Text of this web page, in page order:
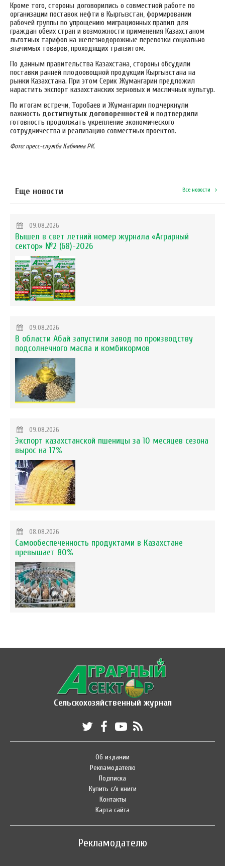
Кроме того, стороны договорились о совместной работе по
организации поставок нефти в Кыргызстан, формировании
рабочей группы по упрощению миграционных правил для
граждан обеих стран и возможности применения Казахстаном
льготных тарифов на железнодорожные перевозки социально
значимых товаров, проходящих транзитом.
По данным правительства Казахстана, стороны обсудили
поставки ранней плодоовощной продукции Кыргызстана на
рынки Казахстана. При этом Серик Жумангарин предложил
нарастить экспорт казахстанских зерновых и масличных культур.
По итогам встречи, Торобаев и Жумангарин подчеркнули
важность достигнутых договоренностей и подтвердили
готовность продолжать укрепление экономического
сотрудничества и реализацию совместных проектов.
Фото: пресс-служба Кабмина РК.
Еще новости Все новости
09.08.2026
Вышел в свет летний номер журнала «Аграрный
сектор» №2 (68)-2026
09.08.2026
В области Абай запустили завод по производству
подсолнечного масла и комбикормов
09.08.2026
Экспорт казахстанской пшеницы за 10 месяцев сезона
вырос на 17%
08.08.2026
Самообеспеченность продуктами в Казахстане
превышает 80%
Сельскохозяйственный журнал
Об издании
Рекламодателю
Подписка
Купить с/х книги
Контакты
Карта сайта
Рекламодателю